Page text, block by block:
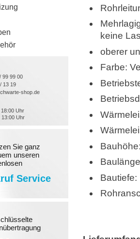
keine
oberer
Farbe:
Bautiefe:
99 99 00
13 19
shop.de
Uhr
13:00 Uhr
Sie ganz
unseren
Service